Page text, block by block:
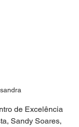
de Excelência
Sandy Soares,